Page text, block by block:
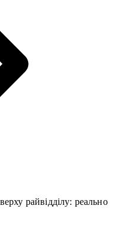
райвідділу: реально